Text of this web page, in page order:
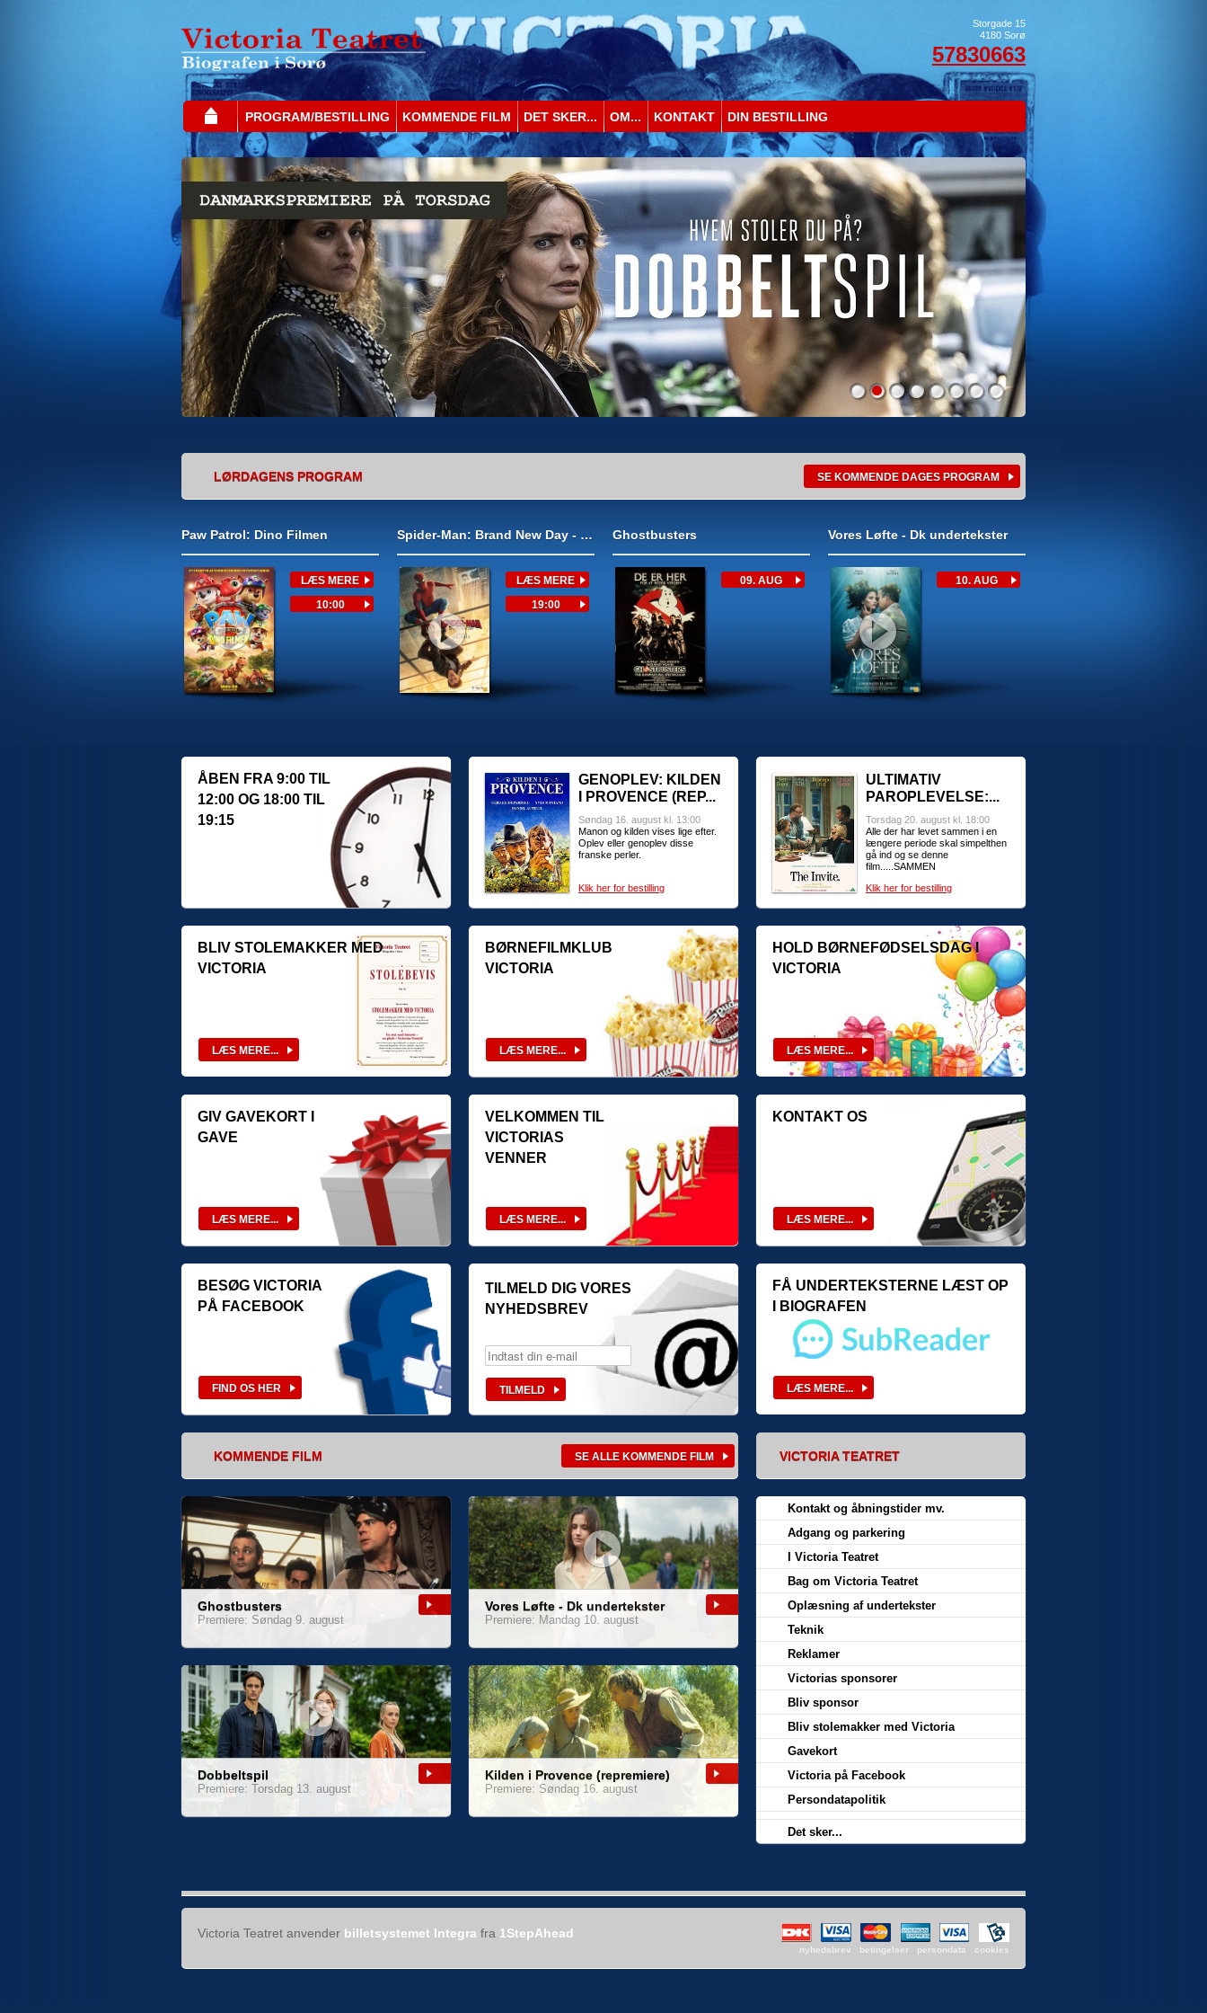
Storgade 15
4180 Sorø
57830663
PROGRAM/BESTILLING KOMMENDE FILM DET SKER... OM... KONTAKT DIN BESTILLING
LØRDAGENS PROGRAM
Paw Patrol: Dino Filmen Spider-Man: Brand New Day - 2D Ghostbusters Vores Løfte - Dk undertekster
ÅBEN FRA 9:00 TIL
12:00 OG 18:00 TIL
19:15
GENOPLEV: KILDEN
I PROVENCE (REP...
Søndag 16. august kl. 13:00
Manon og kilden vises lige efter.
Oplev eller genoplev disse
franske perler.
Klik her for bestilling
ULTIMATIV
PAROPLEVELSE:...
Torsdag 20. august kl. 18:00
Alle der har levet sammen i en
længere periode skal simpelthen
gå ind og se denne
film.....SAMMEN
Klik her for bestilling
BLIV STOLEMAKKER MED
VICTORIA
BØRNEFILMKLUB
VICTORIA
HOLD BØRNEFØDSELSDAG I
VICTORIA
GIV GAVEKORT I
GAVE
VELKOMMEN TIL
VICTORIAS
VENNER
KONTAKT OS
BESØG VICTORIA
PÅ FACEBOOK
TILMELD DIG VORES
NYHEDSBREV
FÅ UNDERTEKSTERNE LÆST OP
I BIOGRAFEN
KOMMENDE FILM
Ghostbusters
Premiere: Søndag 9. august
Vores Løfte - Dk undertekster
Premiere: Mandag 10. august
Dobbeltspil
Premiere: Torsdag 13. august
Kilden i Provence (repremiere)
Premiere: Søndag 16. august
VICTORIA TEATRET
Kontakt og åbningstider mv.
Adgang og parkering
I Victoria Teatret
Bag om Victoria Teatret
Oplæsning af undertekster
Teknik
Reklamer
Victorias sponsorer
Bliv sponsor
Bliv stolemakker med Victoria
Gavekort
Victoria på Facebook
Persondatapolitik
Det sker...
Victoria Teatret anvender billetsystemet Integra fra 1StepAhead
nyhedsbrev betingelser persondata cookies